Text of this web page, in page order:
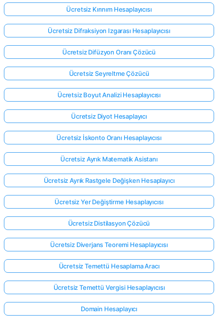
Ücretsiz Kırınım Hesaplayıcısı
Ücretsiz Difraksiyon Izgarası Hesaplayıcısı
Ücretsiz Difüzyon Oranı Çözücü
Ücretsiz Seyreltme Çözücü
Ücretsiz Boyut Analizi Hesaplayıcısı
Ücretsiz Diyot Hesaplayıcı
Ücretsiz İskonto Oranı Hesaplayıcısı
Ücretsiz Ayrık Matematik Asistanı
Ücretsiz Ayrık Rastgele Değişken Hesaplayıcı
Ücretsiz Yer Değiştirme Hesaplayıcısı
Ücretsiz Distilasyon Çözücü
Ücretsiz Diverjans Teoremi Hesaplayıcısı
Ücretsiz Temettü Hesaplama Aracı
Ücretsiz Temettü Vergisi Hesaplayıcısı
Domain Hesaplayıcı